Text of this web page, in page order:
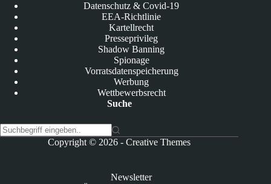
Datenschutz & Covid-19
EEA-Richtlinie
Kartellrecht
Presseprivileg
Shadow Banning
Spionage
Vorratsdatenspeicherung
Werbung
Wettbewerbsrecht
Suche
Copyright © 2026 -Creative Themes
Newsletter